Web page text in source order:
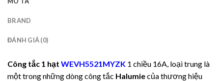
BRAND
ĐÁNH GIÁ (0)
Công tắc 1 hạt WEVH5521MYZK 1 chiều 16A, loại trung là
một trong những dòng công tắc Halumiecủa thương hiệu